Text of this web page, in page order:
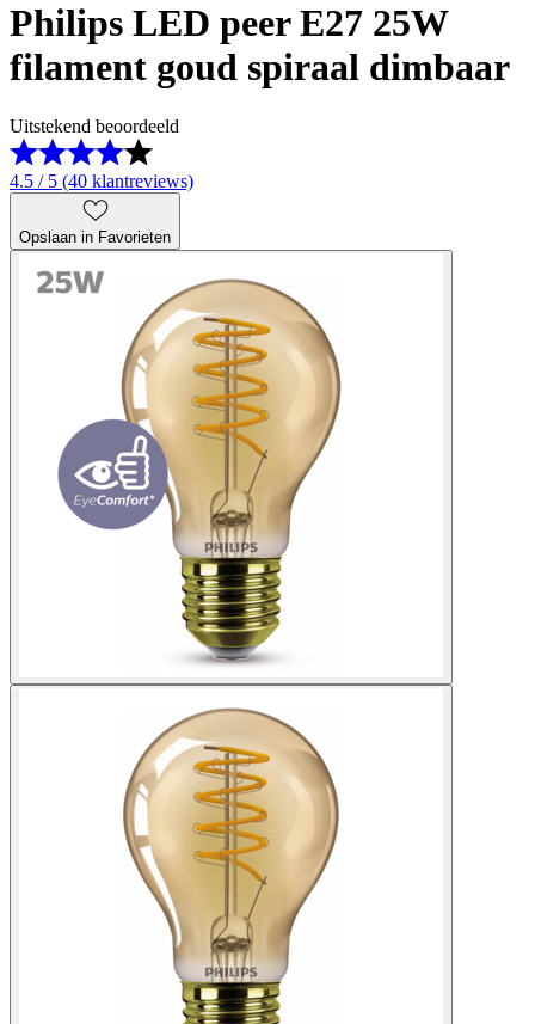
Philips LED peer E27 25W
filament goud spiraal dimbaar
Uitstekend beoordeeld
4.5 / 5 (40 klantreviews)
Opslaan in Favorieten